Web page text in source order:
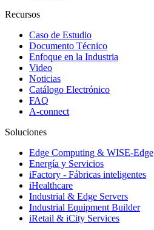
Recursos
Caso de Estudio
Documento Técnico
Enfoque en la Industria
Video
Noticias
Catálogo Electrónico
FAQ
A-connect
Soluciones
Edge Computing & WISE-Edge
Energía y Servicios
iFactory - Fábricas inteligentes
iHealthcare
Industrial & Edge Servers
Industrial Equipment Builder
iRetail & iCity Services